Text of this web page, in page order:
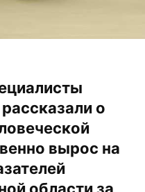
о
вырос на
области за